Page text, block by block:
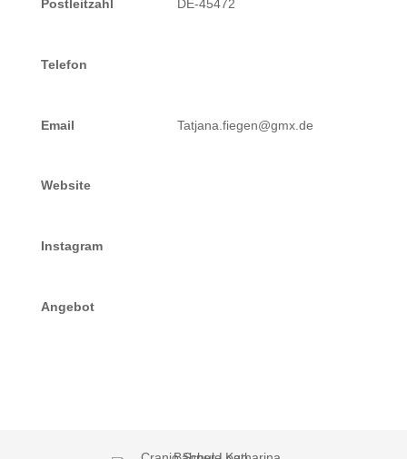
Postleitzahl DE-45472
Telefon
Email Tatjana.fiegen@gmx.de
Website
Instagram
Angebot